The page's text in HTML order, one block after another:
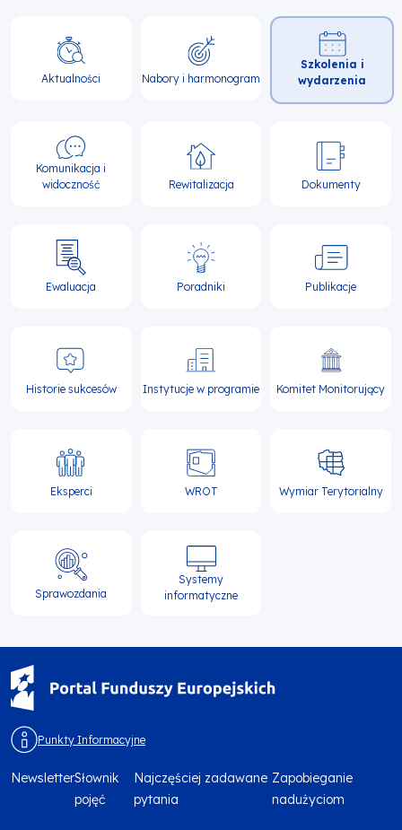
Główna
nawigacja
Aktualności Nabory i harmonogram
Szkolenia i
wydarzenia
Komunikacja i
widoczność
Rewitalizacja Dokumenty
Ewaluacja Poradniki Publikacje
Historie sukcesów Instytucje w programie Komitet Monitorujący
Eksperci WROT Wymiar Terytorialny
Sprawozdania
Systemy
informatyczne
Punkty Informacyjne
NewsletterSłownik
pojęć
Najczęściej zadawane
pytania
Zapobieganie
nadużyciom